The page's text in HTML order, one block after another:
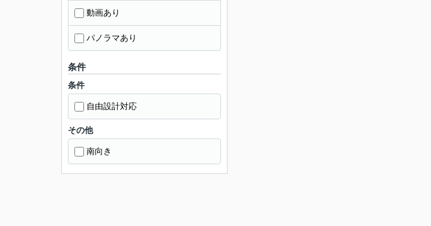
動画あり
パノラマあり
条件
条件
自由設計対応
その他
南向き